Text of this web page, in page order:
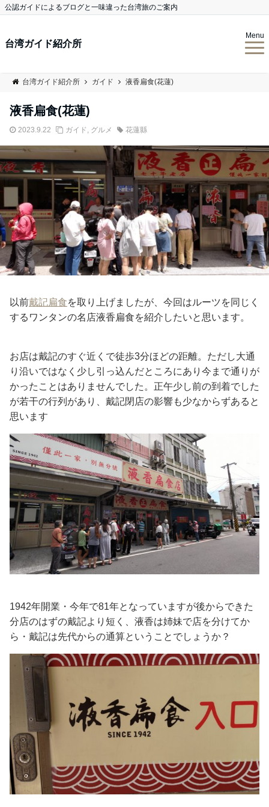
公認ガイドによるブログと一味違った台湾旅のご案内
台湾ガイド紹介所
Menu
台湾ガイド紹介所 ガイド 液香扁食(花蓮)
液香扁食(花蓮)
2023.9.22 ガイド , グルメ 花蓮縣
以前戴記扁食を取り上げましたが、今回はルーツを同じく
するワンタンの名店液香扁食を紹介したいと思います。
お店は戴記のすぐ近くで徒歩3分ほどの距離。ただし大通
り沿いではなく少し引っ込んだところにあり今まで通りが
かったことはありませんでした。正午少し前の到着でした
が若干の行列があり、戴記閉店の影響も少なからずあると
思います
1942年開業・今年で81年となっていますが後からできた
分店のはずの戴記より短く、液香は姉妹で店を分けてか
ら・戴記は先代からの通算ということでしょうか？